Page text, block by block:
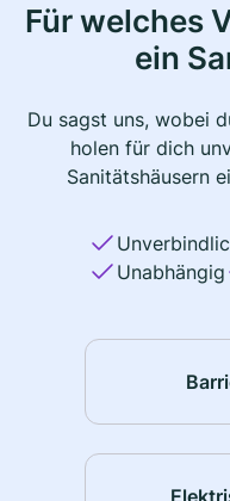
Für welches
ein
Du sagst uns, wobei
holen für dich
Sanitätshäusern
Unabhängig